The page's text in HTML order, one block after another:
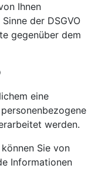
Ihnen
der DSGVO
gegenüber dem
eine
werden.
Sie von
Informationen